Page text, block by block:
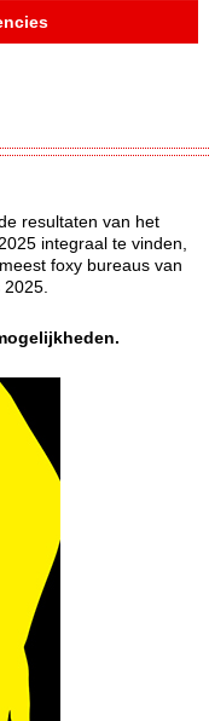
resultaten van het
integraal te vinden,
foxy bureaus van